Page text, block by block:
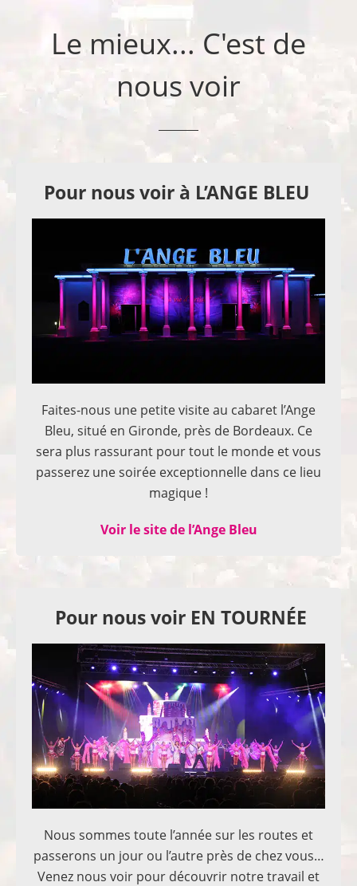
Le mieux... C'est de
nous voir
Pour nous voir à L’ANGE BLEU
Faites-nous une petite visite au cabaret l’Ange
Bleu, situé en Gironde, près de Bordeaux. Ce
sera plus rassurant pour tout le monde et vous
passerez une soirée exceptionnelle dans ce lieu
magique !
Voir le site de l’Ange Bleu
Pour nous voir EN TOURNÉE
Nous sommes toute l’année sur les routes et
passerons un jour ou l’autre près de chez vous…
Venez nous voir pour découvrir notre travail et